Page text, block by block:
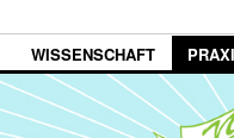
WISSENSCHAFT